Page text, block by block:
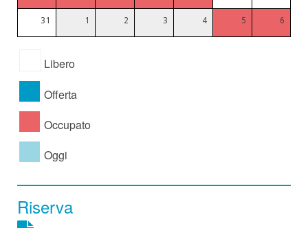
31 1 2 3 4 5 6
Libero
Offerta
Occupato
Oggi
Riserva